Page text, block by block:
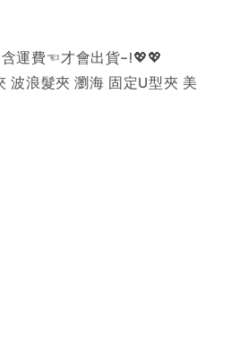
運費☜才會出貨~!💖💖
波浪髮夾 瀏海 固定U型夾 美